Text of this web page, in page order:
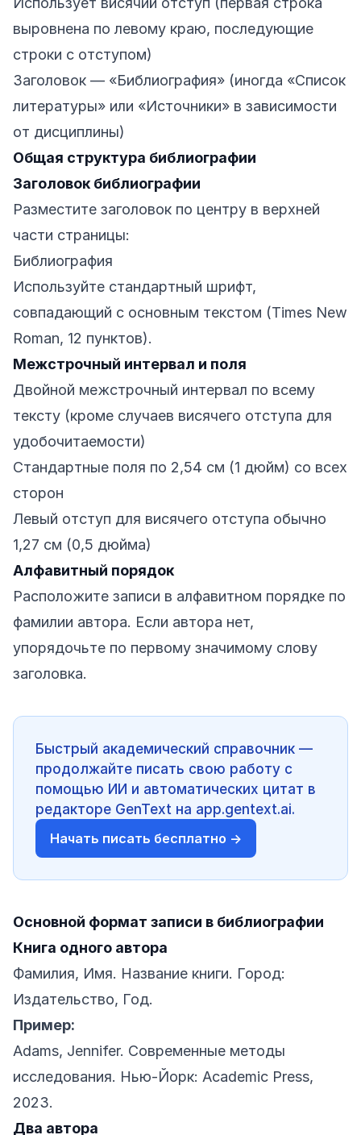
выровнена по левому краю, последующие
строки с отступом)
Заголовок — «Библиография» (иногда «Список
литературы» или «Источники» в зависимости
от дисциплины)
Общая структура библиографии
Заголовок библиографии
Разместите заголовок по центру в верхней
части страницы:
Библиография
Используйте стандартный шрифт,
совпадающий с основным текстом (Times New
Roman, 12 пунктов).
Межстрочный интервал и поля
Двойной межстрочный интервал по всему
тексту (кроме случаев висячего отступа для
удобочитаемости)
Стандартные поля по 2,54 см (1 дюйм) со всех
сторон
Левый отступ для висячего отступа обычно
1,27 см (0,5 дюйма)
Алфавитный порядок
Расположите записи в алфавитном порядке по
фамилии автора. Если автора нет,
упорядочьте по первому значимому слову
заголовка.
Быстрый академический справочник —
продолжайте писать свою работу с
помощью ИИ и автоматических цитат в
редакторе GenText на app.gentext.ai.
Начать писать бесплатно →
Основной формат записи в библиографии
Книга одного автора
Фамилия, Имя. Название книги. Город:
Издательство, Год.
Пример:
Adams, Jennifer. Современные методы
исследования. Нью-Йорк: Academic Press,
2023.
Два автора